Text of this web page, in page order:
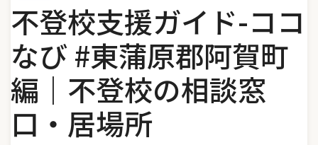
不登校支援ガイド-ココ
なび #東蒲原郡阿賀町
編｜不登校の相談窓
口・居場所